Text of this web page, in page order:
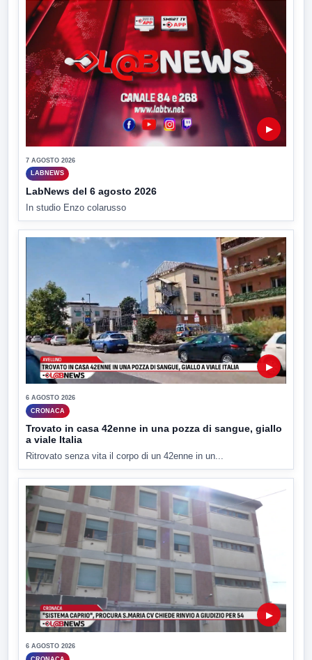
▶
7 AGOSTO 2026
LABNEWS
LabNews del 6 agosto 2026
In studio Enzo colarusso
▶
6 AGOSTO 2026
CRONACA
Trovato in casa 42enne in una pozza di sangue, giallo
a viale Italia
Ritrovato senza vita il corpo di un 42enne in un...
▶
6 AGOSTO 2026